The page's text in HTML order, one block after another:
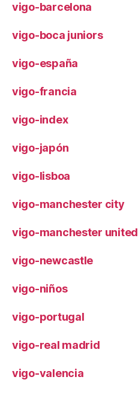
vigo-barcelona
vigo-boca juniors
vigo-españa
vigo-francia
vigo-index
vigo-japón
vigo-lisboa
vigo-manchester city
vigo-manchester united
vigo-newcastle
vigo-niños
vigo-portugal
vigo-real madrid
vigo-valencia